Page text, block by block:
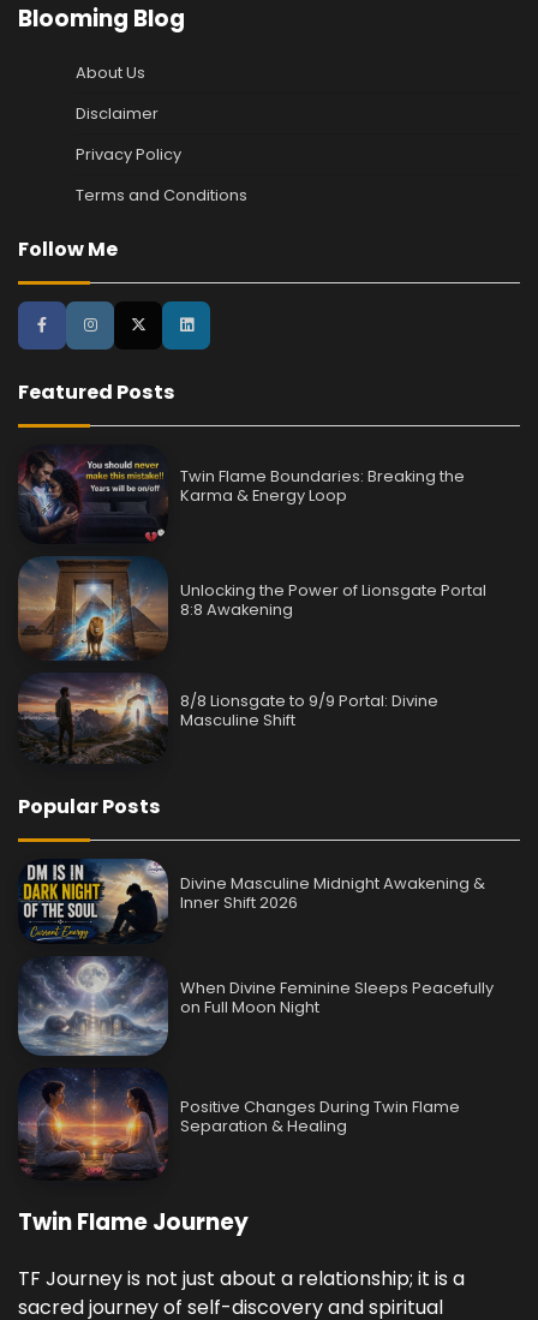
Blooming Blog
About Us
Disclaimer
Privacy Policy
Terms and Conditions
Follow Me
Featured Posts
Twin Flame Boundaries: Breaking the
Karma & Energy Loop
Unlocking the Power of Lionsgate Portal
8:8 Awakening
8/8 Lionsgate to 9/9 Portal: Divine
Masculine Shift
Popular Posts
Divine Masculine Midnight Awakening &
Inner Shift 2026
When Divine Feminine Sleeps Peacefully
on Full Moon Night
Positive Changes During Twin Flame
Separation & Healing
Twin Flame Journey
TF Journey is not just about a relationship; it is a
sacred journey of self-discovery and spiritual